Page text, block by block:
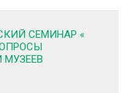
СЕМИНАР «
МУЗЕЕВ